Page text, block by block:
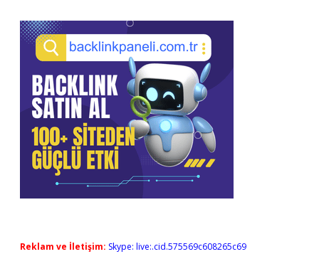
Reklam ve İletişim: Skype: live:.cid.575569c608265c69